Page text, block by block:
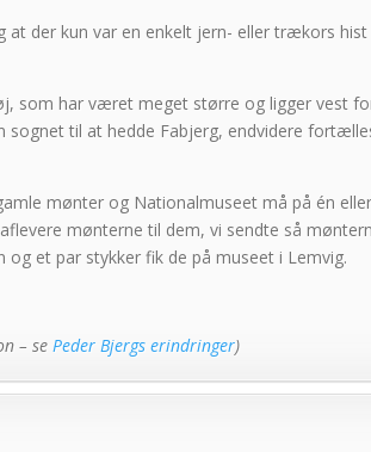
der kun var en enkelt jern- eller trækors
som har været meget større og ligger vest
til at hedde Fabjerg, endvidere
mønter og Nationalmuseet må på én
mønterne til dem, vi sendte så
et par stykker fik de på museet i Lemvig.
– sePeder Bjergs erindringer)